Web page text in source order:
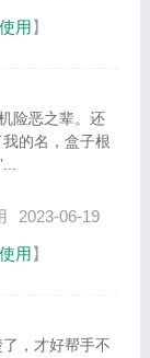
用】
险恶之辈。还
的名，盒子根
2023-06-19
用】
，才好帮手不